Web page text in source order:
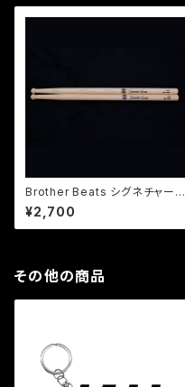
Brother Beats シグネチャース
ティック
¥2,700
その他の商品